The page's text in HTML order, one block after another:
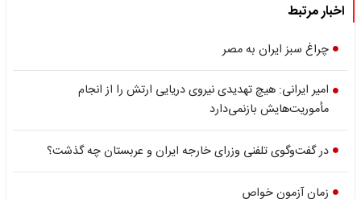
اخبار مرتبط
چراغ سبز ایران به مصر
امیر ایرانی: هیچ تهدیدی نیروی دریایی ارتش را از انجام
مأموریت‌هایش بازنمی‌دارد
در گفت‌وگوی تلفنی وزرای خارجه ایران و عربستان چه گذشت؟
زمان آزمون خواص